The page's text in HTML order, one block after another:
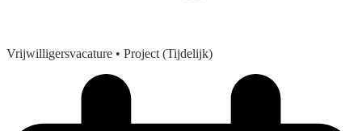
Vrijwilligersvacature • Project (Tijdelijk)